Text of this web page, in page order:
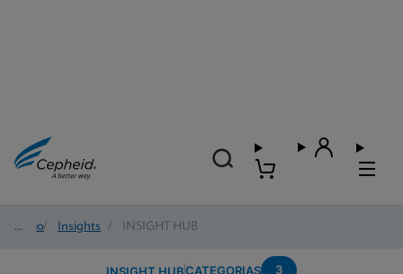
Início/ Insights / INSIGHT HUB
CATEGORIAS 3